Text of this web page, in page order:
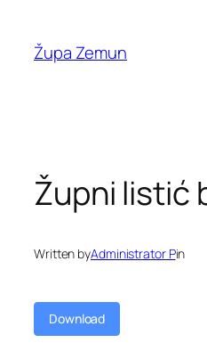
content
Župa Zemun
Župni listić
Written byAdministrator Pin
Download